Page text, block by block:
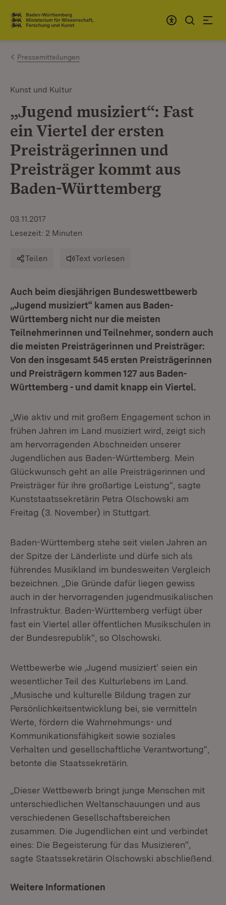
Zum Inhalt springen
Link zur Startseite
Pressemitteilungen
Kunst und Kultur
„Jugend musiziert“: Fast
ein Viertel der ersten
Preisträgerinnen und
Preisträger kommt aus
Baden-Württemberg
03.11.2017
Lesezeit: 2 Minuten
Teilen Text vorlesen
Auch beim diesjährigen Bundeswettbewerb
„Jugend musiziert“ kamen aus Baden-
Württemberg nicht nur die meisten
Teilnehmerinnen und Teilnehmer, sondern auch
die meisten Preisträgerinnen und Preisträger:
Von den insgesamt 545 ersten Preisträgerinnen
und Preisträgern kommen 127 aus Baden-
Württemberg - und damit knapp ein Viertel.
„Wie aktiv und mit großem Engagement schon in
frühen Jahren im Land musiziert wird, zeigt sich
am hervorragenden Abschneiden unserer
Jugendlichen aus Baden-Württemberg. Mein
Glückwunsch geht an alle Preisträgerinnen und
Preisträger für ihre großartige Leistung“, sagte
Kunststaatssekretärin Petra Olschowski am
Freitag (3. November) in Stuttgart.
Baden-Württemberg stehe seit vielen Jahren an
der Spitze der Länderliste und dürfe sich als
führendes Musikland im bundesweiten Vergleich
bezeichnen. „Die Gründe dafür liegen gewiss
auch in der hervorragenden jugendmusikalischen
Infrastruktur. Baden-Württemberg verfügt über
fast ein Viertel aller öffentlichen Musikschulen in
der Bundesrepublik“, so Olschowski.
Wettbewerbe wie ‚Jugend musiziert‘ seien ein
wesentlicher Teil des Kulturlebens im Land.
„Musische und kulturelle Bildung tragen zur
Persönlichkeitsentwicklung bei, sie vermitteln
Werte, fördern die Wahrnehmungs- und
Kommunikationsfähigkeit sowie soziales
Verhalten und gesellschaftliche Verantwortung“,
betonte die Staatssekretärin.
„Dieser Wettbewerb bringt junge Menschen mit
unterschiedlichen Weltanschauungen und aus
verschiedenen Gesellschaftsbereichen
zusammen. Die Jugendlichen eint und verbindet
eines: Die Begeisterung für das Musizieren“,
sagte Staatssekretärin Olschowski abschließend.
Weitere Informationen